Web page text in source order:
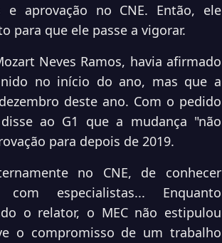
e aprovação no CNE. Então, ele
para que ele passe a vigorar.
Neves Ramos, havia afirmado
no início do ano, mas que a
deste ano. Com o pedido
ao G1 que a mudança "não
para depois de 2019.
no CNE, de conhecer
com especialistas... Enquanto
o relator, o MEC não estipulou
o compromisso de um trabalho